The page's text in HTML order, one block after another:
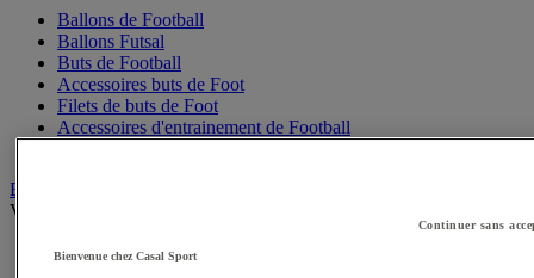
Ballons de Football
Ballons Futsal
Buts de Football
Accessoires buts de Foot
Filets de buts de Foot
Accessoires d'entrainement de Football
Basketball
Voir tous les produits
Ballons de Basket
Continuer sans
Bienvenue chez Casal Sport